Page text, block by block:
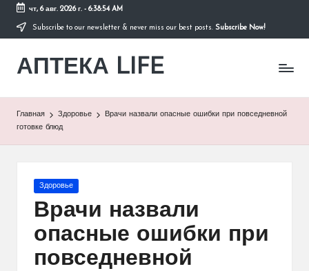
Перейти
содержимому
чт, 6 авг. 2026 г.- 6:38:54 AM
Subscribe to our newsletter & never miss our best posts. Subscribe Now!
АПТЕКА LIFE
сайт
здоровом
Главная Здоровье
Врачи назвали опасные ошибки при повседневной
готовке блюд
Опубликовано
Здоровье
Врачи назвали
опасные ошибки при
повседневной